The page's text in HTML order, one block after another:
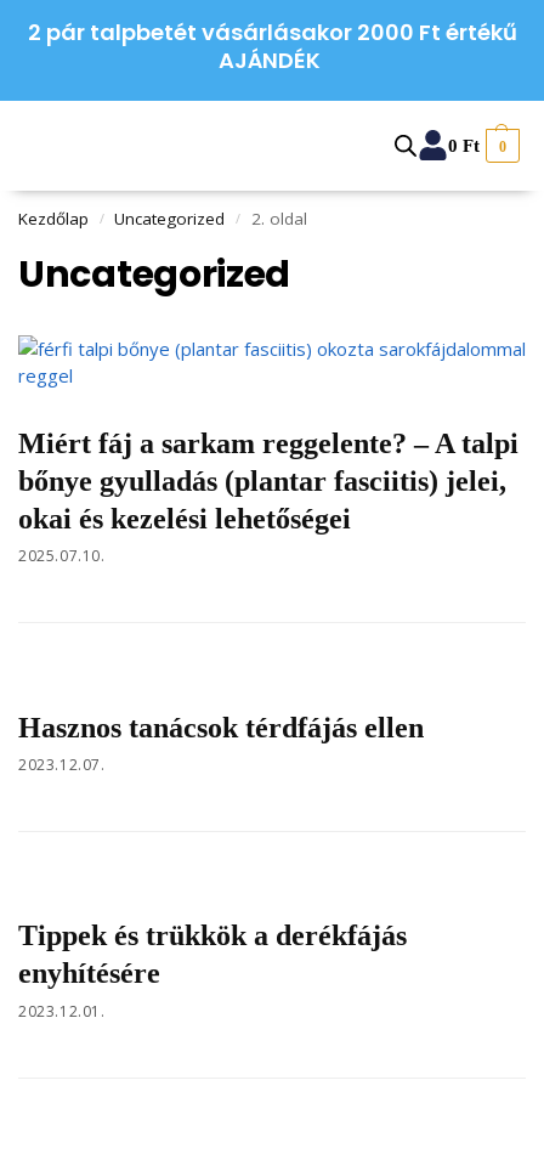
2 pár talpbetét vásárlásakor 2000 Ft értékű
AJÁNDÉK
0Ft 0
Kezdőlap / Uncategorized / 2. oldal
Uncategorized
Miért fáj a sarkam reggelente? – A talpi
bőnye gyulladás (plantar fasciitis) jelei,
okai és kezelési lehetőségei
2025.07.10.
Hasznos tanácsok térdfájás ellen
2023.12.07.
Tippek és trükkök a derékfájás
enyhítésére
2023.12.01.